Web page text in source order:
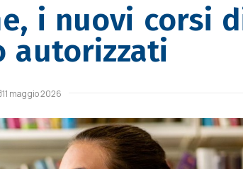
i nuovi corsi
autorizzati
11 maggio 2026